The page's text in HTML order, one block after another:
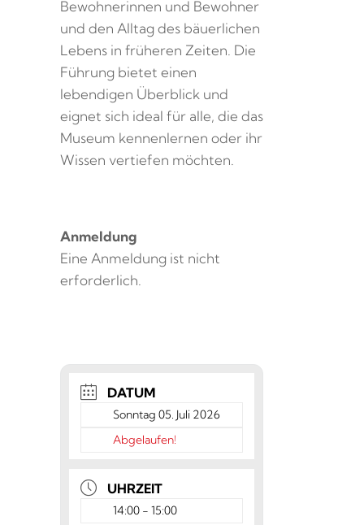
Bewohnerinnen und Bewohner
und den Alltag des bäuerlichen
Lebens in früheren Zeiten. Die
Führung bietet einen
lebendigen Überblick und
eignet sich ideal für alle, die das
Museum kennenlernen oder ihr
Wissen vertiefen möchten.
Anmeldung
Eine Anmeldung ist nicht
erforderlich.
DATUM
Sonntag 05. Juli 2026
Abgelaufen!
UHRZEIT
14:00 - 15:00